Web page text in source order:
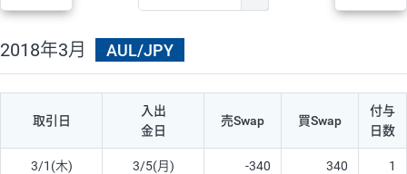
2018年3月 AUL/JPY
取引日
入出
金日
売Swap 買Swap
付与
日数
3/1(木) 3/5(月) -340 340 1